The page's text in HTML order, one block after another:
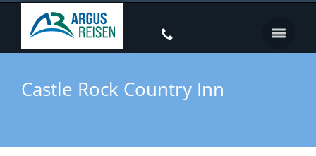
Castle Rock Country Inn